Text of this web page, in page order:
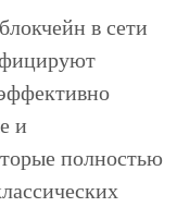
в сети
и
полностью